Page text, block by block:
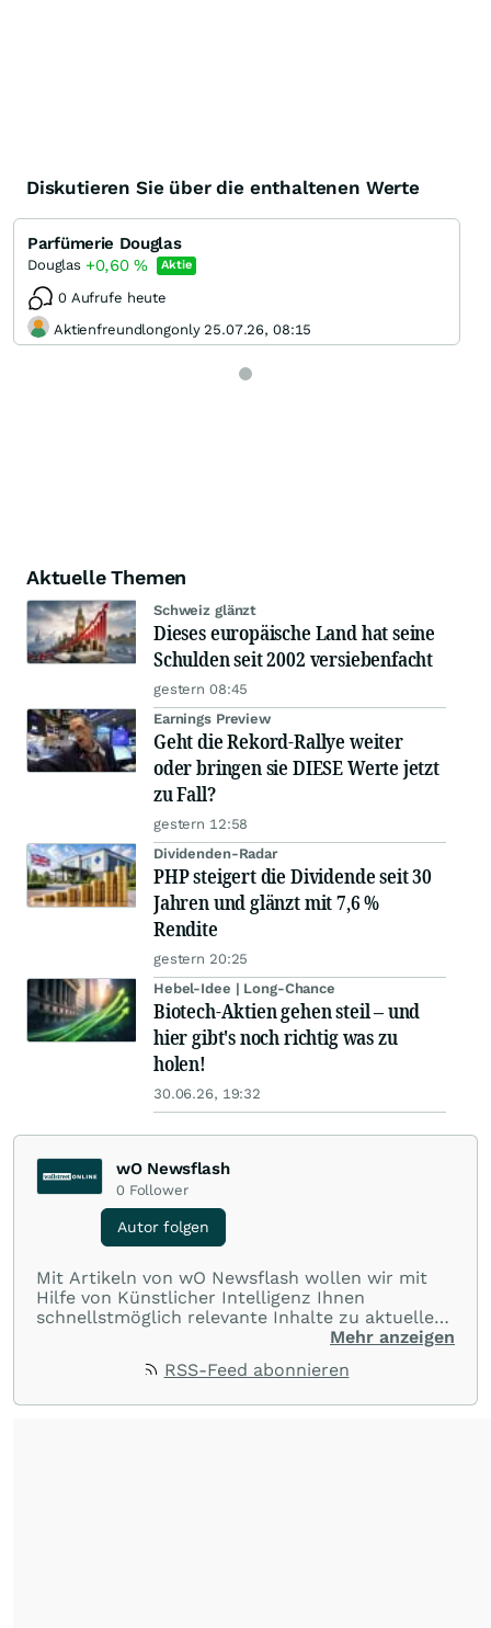
Diskutieren Sie über die enthaltenen Werte
Parfümerie Douglas
Douglas +0,60% Aktie
0 Aufrufe heute
Aktienfreundlongonly 25.07.26, 08:15
Aktuelle Themen
Schweiz glänzt
Dieses europäische Land hat seine
Schulden seit 2002 versiebenfacht
gestern 08:45
Earnings Preview
Geht die Rekord-Rallye weiter
oder bringen sie DIESE Werte jetzt
zu Fall?
gestern 12:58
Dividenden-Radar
PHP steigert die Dividende seit 30
Jahren und glänzt mit 7,6 %
Rendite
gestern 20:25
Hebel-Idee | Long-Chance
Biotech-Aktien gehen steil – und
hier gibt's noch richtig was zu
holen!
30.06.26, 19:32
wO Newsflash
0 Follower
Autor folgen
Mit Artikeln von wO Newsflash wollen wir mit
Hilfe von Künstlicher Intelligenz Ihnen
schnellstmöglich relevante Inhalte zu aktuellen
Ereignissen rund um Börse, Finanzmärkte aus
Mehr anzeigen
RSS-Feed abonnieren